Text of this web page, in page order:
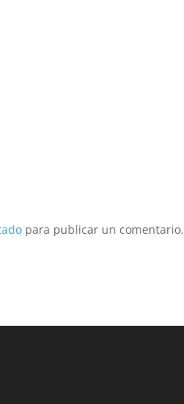
para publicar un comentario.